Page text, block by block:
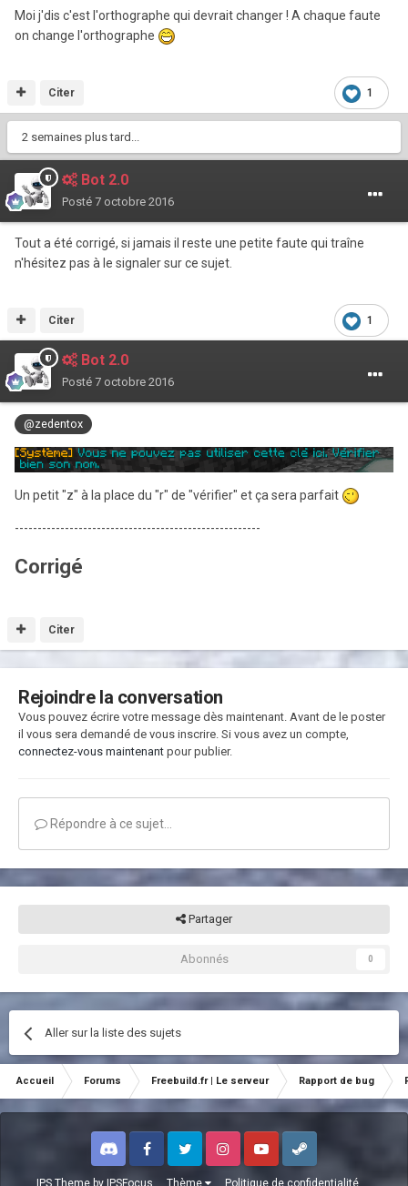
Moi j'dis c'est l'orthographe qui devrait changer ! A chaque faute
on change l'orthographe
1
Citer
2 semaines plus tard...
Bot 2.0
Posté 7 octobre 2016
Tout a été corrigé, si jamais il reste une petite faute qui traîne
n'hésitez pas à le signaler sur ce sujet.
1
Citer
Bot 2.0
Posté 7 octobre 2016
@zedentox
Un petit "z" à la place du "r" de "vérifier" et ça sera parfait
------------------------------------------------------
Corrigé
Citer
Rejoindre la conversation
Vous pouvez écrire votre message dès maintenant. Avant de le poster
il vous sera demandé de vous inscrire. Si vous avez un compte,
connectez-vous maintenant pour publier.
Répondre à ce sujet…
Partager
Abonnés 0
Aller sur la liste des sujets
Accueil Forums Freebuild.fr | Le serveur Rapport de bug
IPS Themeby IPSFocus Thème Politique de confidentialité
Discord FacebookTwitter InstagramYoutubeSteam